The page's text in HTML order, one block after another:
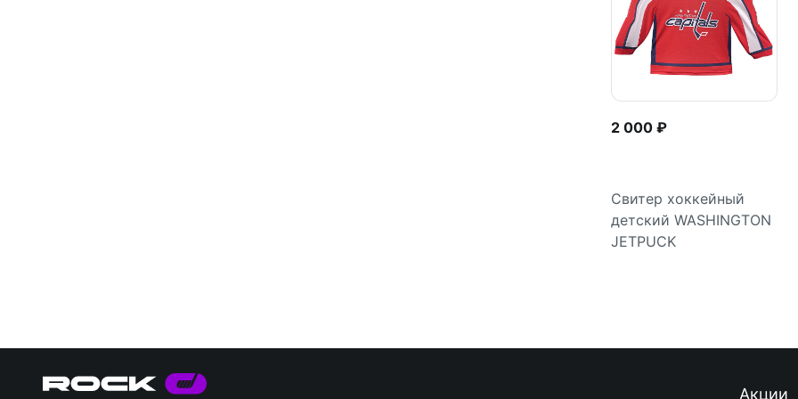
Подробнее
2 000 ₽
Свитер хоккейный
детский WASHINGTON
JETPUCK
Акции